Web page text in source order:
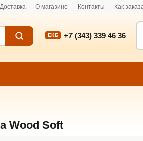
Доставка О магазине Контакты Как
ЕКБ +7 (343) 339 46 36
Wood Soft